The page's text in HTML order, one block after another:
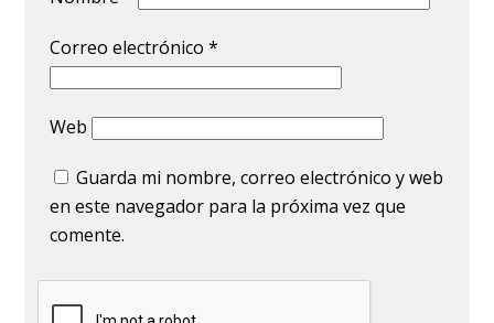
Correo electrónico*
Web
Guarda mi nombre, correo electrónico y web
en este navegador para la próxima vez que
comente.